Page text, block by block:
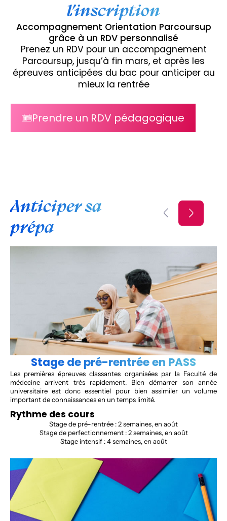
l’inscription
Accompagnement Orientation Parcoursup
grâce à un RDV personnalisé
Prenez un RDV pour un accompagnement
Parcoursup, jusqu’à fin mars, et après les
épreuves anticipées du bac pour anticiper au
mieux la rentrée
Prendre un RDV pédagogique
Anticiper sa
prépa
Stage de pré-rentrée en PASS
Les premières épreuves classantes organisées par la Faculté de
médecine arrivent très rapidement. Bien démarrer son année
universitaire est donc essentiel pour bien assimiler un volume
important de connaissances en un temps limité.
Rythme des cours
Stage de pré-rentrée : 2 semaines, en août
Stage de perfectionnement : 2 semaines, en août
Stage intensif : 4 semaines, en août